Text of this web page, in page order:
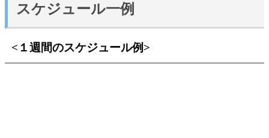
スケジュール一例
<１週間のスケジュール例>